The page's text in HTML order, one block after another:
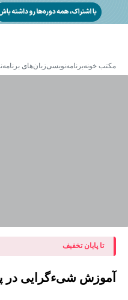
مکتب خونهبرنامه‌نویسیزبان‌های
تا پایان تخفیف
آموزش شی‌ءگرایی در